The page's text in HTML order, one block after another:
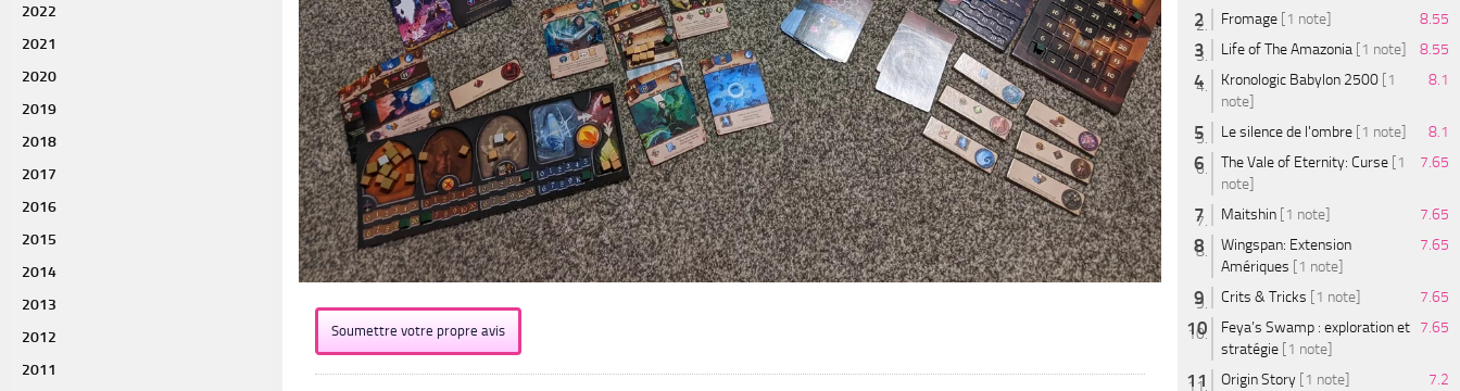
Soumettre votre propre avis
2022
2021
2020
2019
2018
2017
2016
2015
2014
2013
2012
2011
Fromage [1 note]
8.55
Life of The Amazonia [1 note]
8.55
Kronologic Babylon 2500 [1
note]
8.1
Le silence de l'ombre [1 note]
8.1
The Vale of Eternity: Curse [1
note]
7.65
Maitshin [1 note]
7.65
Wingspan: Extension
Amériques [1 note]
7.65
Crits & Tricks [1 note]
7.65
Feya’s Swamp : exploration et
stratégie [1 note]
7.65
Origin Story [1 note]
7.2